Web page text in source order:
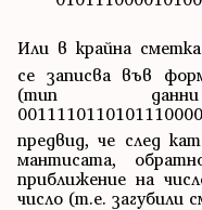
Или в крайна
се записва във
(тип
предвид, че след
мантисата,
приближение на
число (т.е. загубили